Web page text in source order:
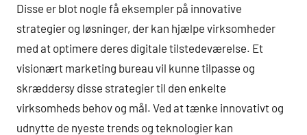
Disse er blot nogle få eksempler på innovative
strategier og løsninger, der kan hjælpe virksomheder
med at optimere deres digitale tilstedeværelse. Et
visionært marketing bureau vil kunne tilpasse og
skræddersy disse strategier til den enkelte
virksomheds behov og mål. Ved at tænke innovativt og
udnytte de nyeste trends og teknologier kan